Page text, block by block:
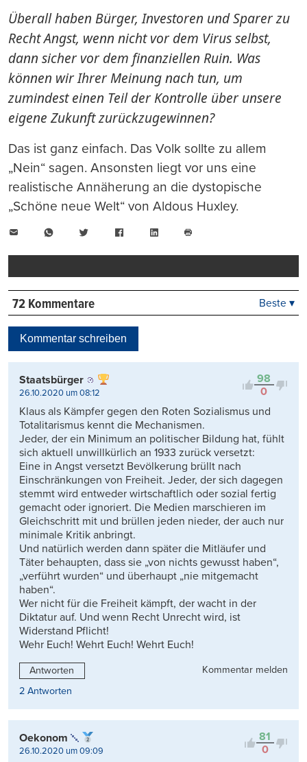
Überall haben Bürger, Investoren und Sparer zu
Recht Angst, wenn nicht vor dem Virus selbst,
dann sicher vor dem finanziellen Ruin. Was
können wir Ihrer Meinung nach tun, um
zumindest einen Teil der Kontrolle über unsere
eigene Zukunft zurückzugewinnen?
Das ist ganz einfach. Das Volk sollte zu allem
„Nein“ sagen. Ansonsten liegt vor uns eine
realistische Annäherung an die dystopische
„Schöne neue Welt“ von Aldous Huxley.
WhatsAppTwitter FacebookLinkedIn
drucken
72 Kommentare
Kontrovers
Beste ▾
Kommentar schreiben
98
0
Staatsbürger
26.10.2020 um 08:12
Klaus als Kämpfer gegen den Roten Sozialismus und
Totalitarismus kennt die Mechanismen.
Jeder, der ein Minimum an politischer Bildung hat, fühlt
sich aktuell unwillkürlich an 1933 zurück versetzt:
Eine in Angst versetzt Bevölkerung brüllt nach
Einschränkungen von Freiheit. Jeder, der sich dagegen
stemmt wird entweder wirtschaftlich oder sozial fertig
gemacht oder ignoriert. Die Medien marschieren im
Gleichschritt mit und brüllen jeden nieder, der auch nur
minimale Kritik anbringt.
Und natürlich werden dann später die Mitläufer und
Täter behaupten, dass sie „von nichts gewusst haben“,
„verführt wurden“ und überhaupt „nie mitgemacht
haben“.
Wer nicht für die Freiheit kämpft, der wacht in der
Diktatur auf. Und wenn Recht Unrecht wird, ist
Widerstand Pflicht!
Wehr Euch! Wehrt Euch! Wehrt Euch!
Antworten
Kommentar melden
2 Antworten
81
0
Oekonom
26.10.2020 um 09:09